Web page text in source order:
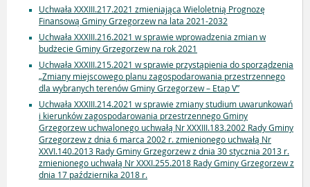
Uchwała XXXIII.217.2021 zmieniająca Wieloletnią Prognozę
Finansową Gminy Grzegorzew na lata 2021-2032
Uchwała XXXIII.216.2021 w sprawie wprowadzenia zmian w
budżecie Gminy Grzegorzew na rok 2021
Uchwała XXXIII.215.2021 w sprawie przystąpienia do sporządzenia
„Zmiany miejscowego planu zagospodarowania przestrzennego
dla wybranych terenów Gminy Grzegorzew – Etap V”
Uchwała XXXIII.214.2021 w sprawie zmiany studium uwarunkowań
i kierunków zagospodarowania przestrzennego Gminy
Grzegorzew uchwalonego uchwałą Nr XXXIII.183.2002 Rady Gminy
Grzegorzew z dnia 6 marca 2002 r. zmienionego uchwałą Nr
XXVI.140.2013 Rady Gminy Grzegorzew z dnia 30 stycznia 2013 r.
zmienionego uchwałą Nr XXXI.255.2018 Rady Gminy Grzegorzew z
dnia 17 października 2018 r.